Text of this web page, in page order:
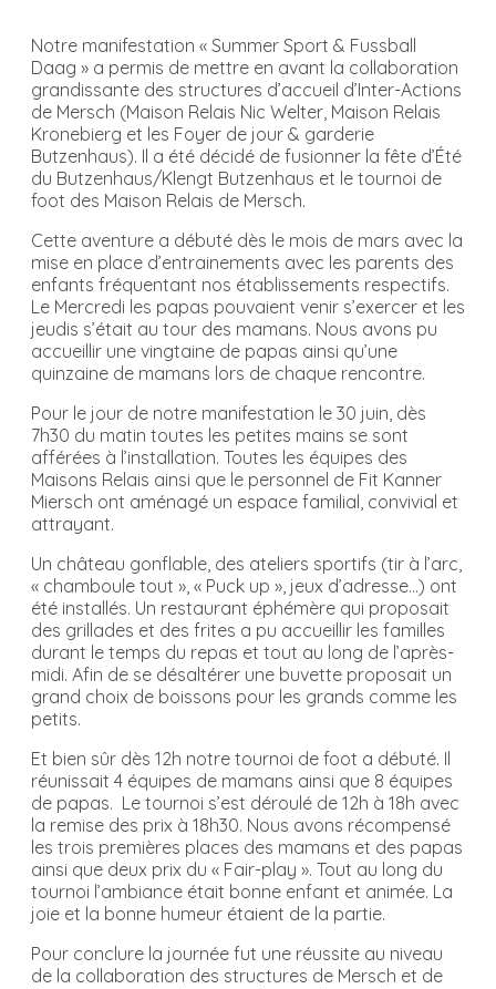
Notre manifestation « Summer Sport & Fussball
Daag » a permis de mettre en avant la collaboration
grandissante des structures d’accueil d’Inter-Actions
de Mersch (Maison Relais Nic Welter, Maison Relais
Kronebierg et les Foyer de jour & garderie
Butzenhaus). Il a été décidé de fusionner la fête d’Été
du Butzenhaus/Klengt Butzenhaus et le tournoi de
foot des Maison Relais de Mersch.
Cette aventure a débuté dès le mois de mars avec la
mise en place d’entrainements avec les parents des
enfants fréquentant nos établissements respectifs.
Le Mercredi les papas pouvaient venir s’exercer et les
jeudis s’était au tour des mamans. Nous avons pu
accueillir une vingtaine de papas ainsi qu’une
quinzaine de mamans lors de chaque rencontre.
Pour le jour de notre manifestation le 30 juin, dès
7h30 du matin toutes les petites mains se sont
afférées à l’installation. Toutes les équipes des
Maisons Relais ainsi que le personnel de Fit Kanner
Miersch ont aménagé un espace familial, convivial et
attrayant.
Un château gonflable, des ateliers sportifs (tir à l’arc,
« chamboule tout », « Puck up », jeux d’adresse…) ont
été installés. Un restaurant éphémère qui proposait
des grillades et des frites a pu accueillir les familles
durant le temps du repas et tout au long de l’après-
midi. Afin de se désaltérer une buvette proposait un
grand choix de boissons pour les grands comme les
petits.
Et bien sûr dès 12h notre tournoi de foot a débuté. Il
réunissait 4 équipes de mamans ainsi que 8 équipes
de papas. Le tournoi s’est déroulé de 12h à 18h avec
la remise des prix à 18h30. Nous avons récompensé
les trois premières places des mamans et des papas
ainsi que deux prix du « Fair-play ». Tout au long du
tournoi l’ambiance était bonne enfant et animée. La
joie et la bonne humeur étaient de la partie.
Pour conclure la journée fut une réussite au niveau
de la collaboration des structures de Mersch et de